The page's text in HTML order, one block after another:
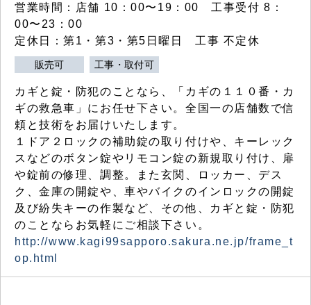
営業時間：店舗 10：00〜19：00 工事受付 8：
00〜23：00
定休日：第1・第3・第5日曜日 工事 不定休
販売可 工事・取付可
カギと錠・防犯のことなら、「カギの１１０番・カ
ギの救急車」にお任せ下さい。全国一の店舗数で信
頼と技術をお届けいたします。
１ドア２ロックの補助錠の取り付けや、キーレック
スなどのボタン錠やリモコン錠の新規取り付け、扉
や錠前の修理、調整。また玄関、ロッカー、デス
ク、金庫の開錠や、車やバイクのインロックの開錠
及び紛失キーの作製など、その他、カギと錠・防犯
のことならお気軽にご相談下さい。
http://www.kagi99sapporo.sakura.ne.jp/frame_t
op.html